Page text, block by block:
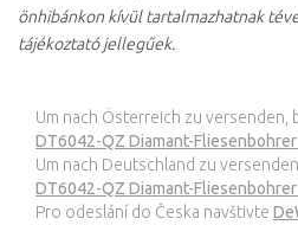
önhibánkon kívül tartalmazhatnak
tájékoztató jellegűek.
Um nach Österreich zu versenden,
DT6042-QZ Diamant-Fliesenbohrer
Um nach Deutschland zu
DT6042-QZ Diamant-Fliesenbohrer
Pro odeslání do Česka navštivte